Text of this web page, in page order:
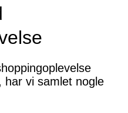
har vi samlet nogle